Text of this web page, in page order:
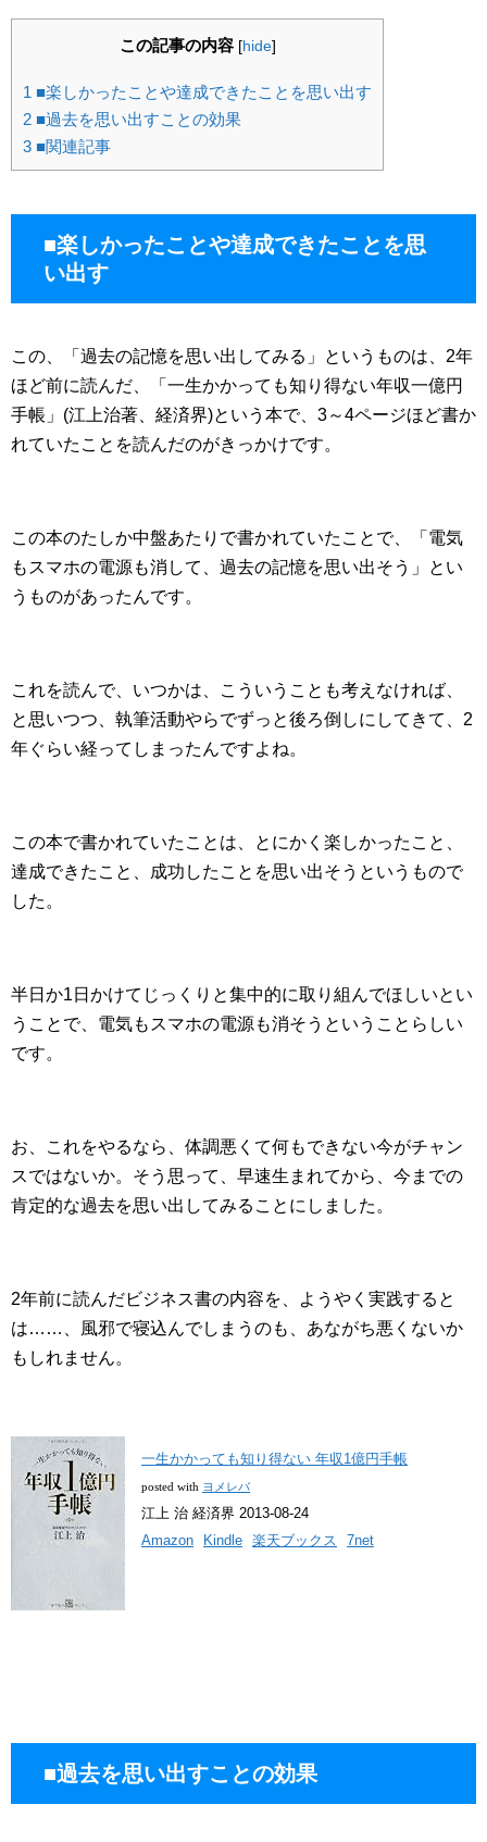
この記事の内容 [hide]
1 ■楽しかったことや達成できたことを思い出す
2 ■過去を思い出すことの効果
3 ■関連記事
■楽しかったことや達成できたことを思
い出す
この、「過去の記憶を思い出してみる」というものは、2年
ほど前に読んだ、「一生かかっても知り得ない年収一億円
手帳」(江上治著、経済界)という本で、3～4ページほど書か
れていたことを読んだのがきっかけです。
この本のたしか中盤あたりで書かれていたことで、「電気
もスマホの電源も消して、過去の記憶を思い出そう」とい
うものがあったんです。
これを読んで、いつかは、こういうことも考えなければ、
と思いつつ、執筆活動やらでずっと後ろ倒しにしてきて、2
年ぐらい経ってしまったんですよね。
この本で書かれていたことは、とにかく楽しかったこと、
達成できたこと、成功したことを思い出そうというもので
した。
半日か1日かけてじっくりと集中的に取り組んでほしいとい
うことで、電気もスマホの電源も消そうということらしい
です。
お、これをやるなら、体調悪くて何もできない今がチャン
スではないか。そう思って、早速生まれてから、今までの
肯定的な過去を思い出してみることにしました。
2年前に読んだビジネス書の内容を、ようやく実践すると
は……、風邪で寝込んでしまうのも、あながち悪くないか
もしれません。
一生かかっても知り得ない 年収1億円手帳
posted with ヨメレバ
江上 治 経済界 2013-08-24
Amazon
Kindle 楽天ブックス 7net
■過去を思い出すことの効果